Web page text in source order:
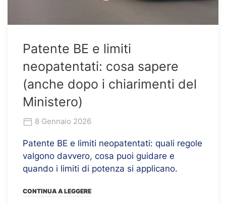
Patente BE e limiti
neopatentati: cosa sapere
(anche dopo i chiarimenti del
Ministero)
8 Gennaio 2026
Patente BE e limiti neopatentati: quali regole
valgono davvero, cosa puoi guidare e
quando i limiti di potenza si applicano.
CONTINUA A LEGGERE